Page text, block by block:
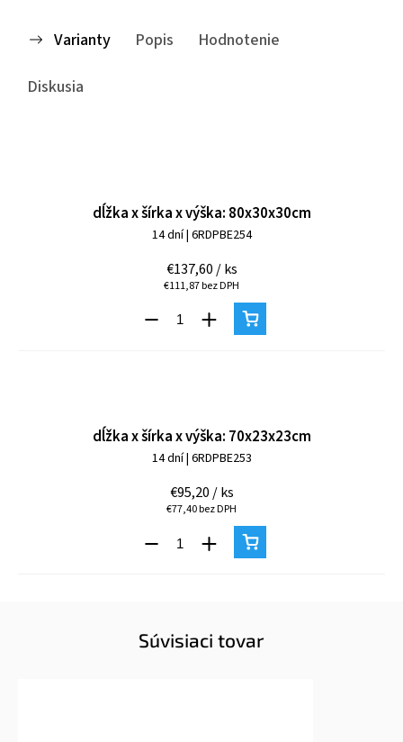
Varianty Popis
Hodnotenie
Diskusia
dĺžka x šírka x výška: 80x30x30cm
14 dní| 6RDPBE254
€137,60 / ks
€111,87 bez DPH
dĺžka x šírka x výška: 70x23x23cm
14 dní| 6RDPBE253
€95,20 / ks
€77,40 bez DPH
Súvisiaci tovar